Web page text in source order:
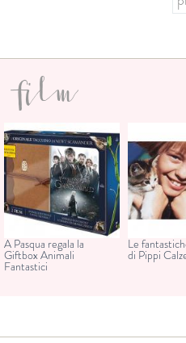
film
A Pasqua regala la
Giftbox Animali
Fantastici
Le
di Pippi